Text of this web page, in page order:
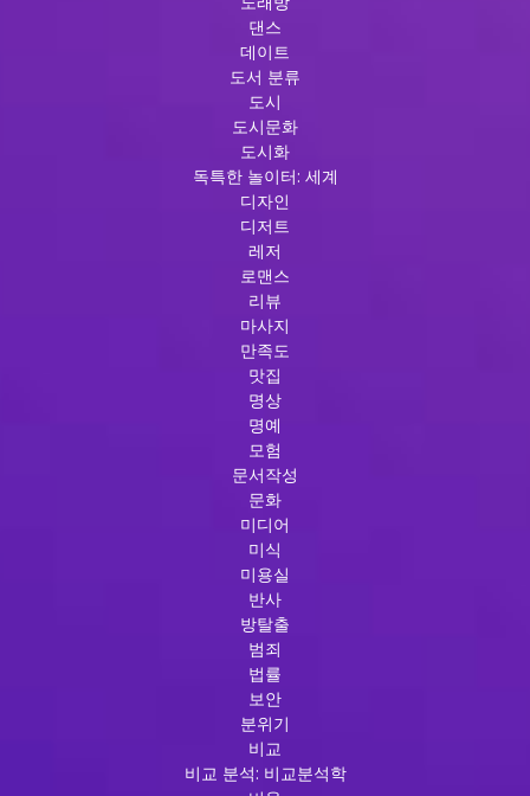
댄스
데이트
도서 분류
도시
도시문화
도시화
독특한 놀이터: 세계
디자인
디저트
레저
로맨스
리뷰
마사지
만족도
맛집
명상
명예
모험
문서작성
문화
미디어
미식
미용실
반사
방탈출
범죄
법률
보안
분위기
비교
비교 분석: 비교분석학